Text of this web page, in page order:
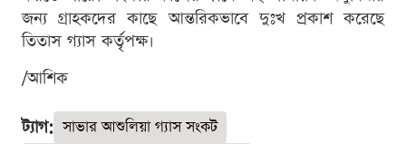
জন্য গ্রাহকদের কাছে আন্তরিকভাবে দুঃখ প্রকাশ করেছে
তিতাস গ্যাস কর্তৃপক্ষ।
/আশিক
ট্যাগ: সাভার আশুলিয়া গ্যাস সংকট